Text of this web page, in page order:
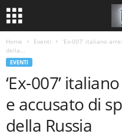
Home Eventi
‘Ex-007’ italiano
della...
EVENTI
‘Ex-007’
e accusato di
della Russia